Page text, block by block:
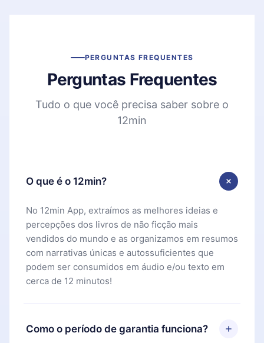
PERGUNTAS FREQUENTES
Perguntas Frequentes
Tudo o que você precisa saber sobre o
12min
O que é o 12min?
No 12min App, extraímos as melhores ideias e
percepções dos livros de não ficção mais
vendidos do mundo e as organizamos em resumos
com narrativas únicas e autossuficientes que
podem ser consumidos em áudio e/ou texto em
cerca de 12 minutos!
Como o período de garantia funciona?